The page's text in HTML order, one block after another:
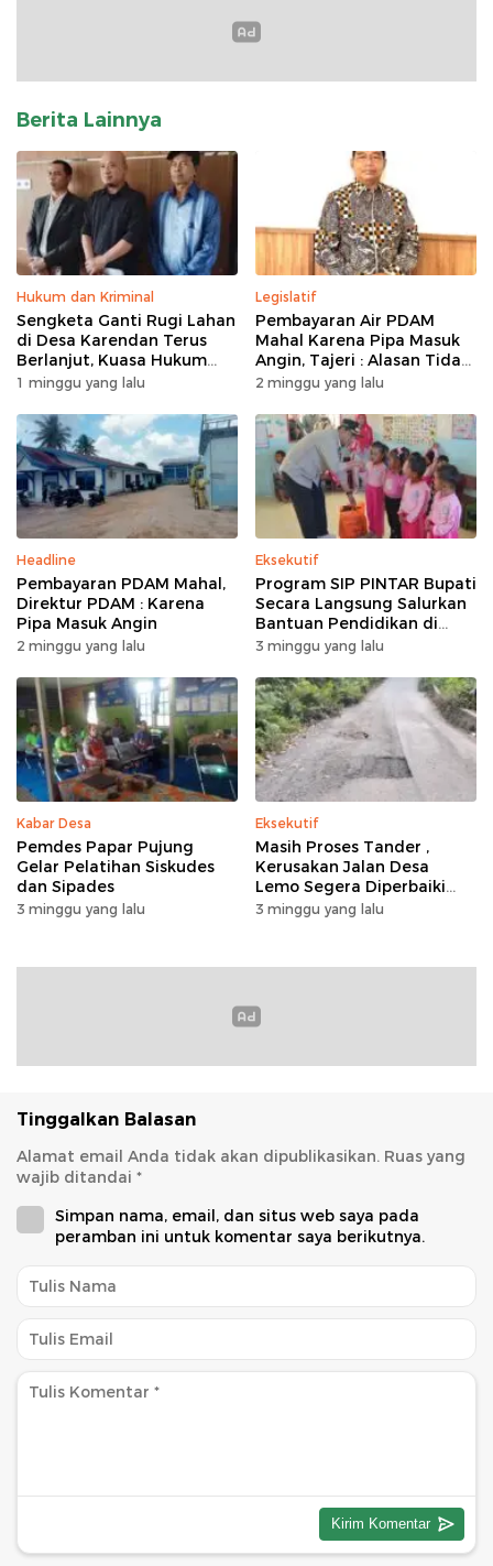
Berita Lainnya
Hukum dan Kriminal
Sengketa Ganti Rugi Lahan
di Desa Karendan Terus
Berlanjut, Kuasa Hukum
Ajukan Kasasi
1 minggu yang lalu
Legislatif
Pembayaran Air PDAM
Mahal Karena Pipa Masuk
Angin, Tajeri : Alasan Tidak
Masuk Akal
2 minggu yang lalu
Headline
Pembayaran PDAM Mahal,
Direktur PDAM : Karena
Pipa Masuk Angin
2 minggu yang lalu
Eksekutif
Program SIP PINTAR Bupati
Secara Langsung Salurkan
Bantuan Pendidikan di
Desa Mampuak ll
3 minggu yang lalu
Kabar Desa
Pemdes Papar Pujung
Gelar Pelatihan Siskudes
dan Sipades
3 minggu yang lalu
Eksekutif
Masih Proses Tander ,
Kerusakan Jalan Desa
Lemo Segera Diperbaiki
Tahun Ini
3 minggu yang lalu
Tinggalkan Balasan
Alamat email Anda tidak akan dipublikasikan. Ruas yang
wajib ditandai *
Simpan nama, email, dan situs web saya pada
peramban ini untuk komentar saya berikutnya.